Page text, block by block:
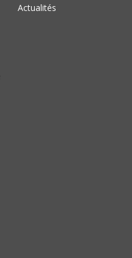
Actualités